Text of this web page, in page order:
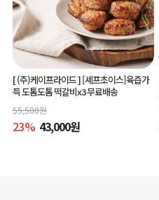
[ (주)케이프라이드 ][셰프초이스]육즙가
득 도톰도톰 떡갈비x3 무료배송
55,500원
23% 43,000원